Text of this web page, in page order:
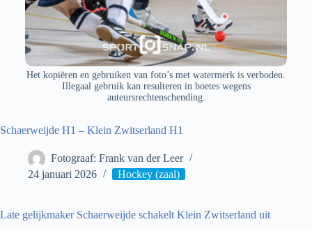
Het kopiëren en gebruiken van foto’s met watermerk is verboden.
Illegaal gebruik kan resulteren in boetes wegens
auteursrechtenschending.
Schaerweijde H1 – Klein Zwitserland H1
Fotograaf: Frank van der Leer
24 januari 2026
Hockey (zaal)
Late gelijkmaker Schaerweijde schakelt Klein Zwitserland uit